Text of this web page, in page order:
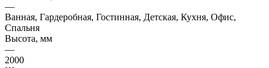
—
Ванная, Гардеробная, Гостинная, Детская, Кухня, Офис,
Спальня
Высота, мм
—
2000